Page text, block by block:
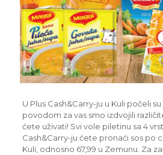
U Plus Cash&Carry-ju u Kuli počeli
povodom za vas smo izdvojili
ćete uživati! Svi vole piletinu sa 4
Cash&Carry-ju ćete pronaći sos po
Kuli, odnosno 67,99 u Zemunu. Za